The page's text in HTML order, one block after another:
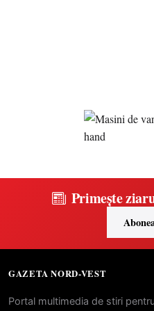
Primește
GAZETA NORD-VEST
Portal multimedia de stiri